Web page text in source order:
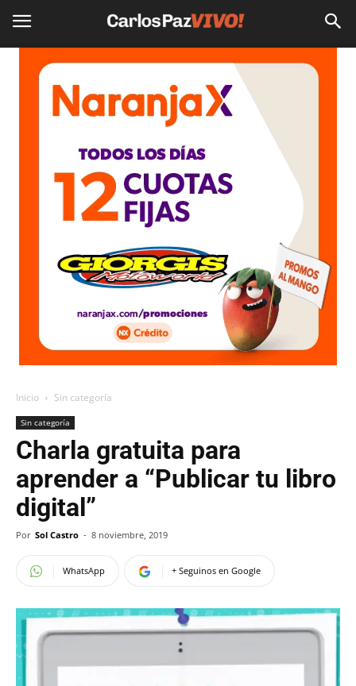
Inicio Sin categoría
Sin categoría
Charla gratuita para
aprender a “Publicar tu libro
digital”
Por Sol Castro - 8 noviembre, 2019
WhatsApp + Seguinos en Google